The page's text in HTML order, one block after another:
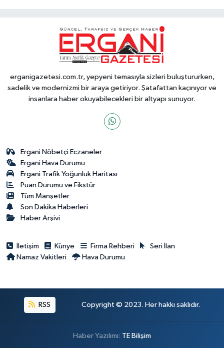
erganigazetesi.com.tr, yepyeni temasıyla sizleri buluştururken,
sadelik ve modernizmi bir araya getiriyor. Şatafattan kaçınıyor ve
insanlara haber okuyabilecekleri bir altyapı sunuyor.
Ergani Nöbetçi Eczaneler
Ergani Hava Durumu
Ergani Trafik Yoğunluk Haritası
Puan Durumu ve Fikstür
Tüm Manşetler
Son Dakika Haberleri
Haber Arşivi
İletişim Künye Firma Rehberi
Seri İlan
Namaz Vakitleri
Hava Durumu
RSS Copyright © 2023. Her hakkı saklıdır.
Haber Yazılımı: TE Bilişim